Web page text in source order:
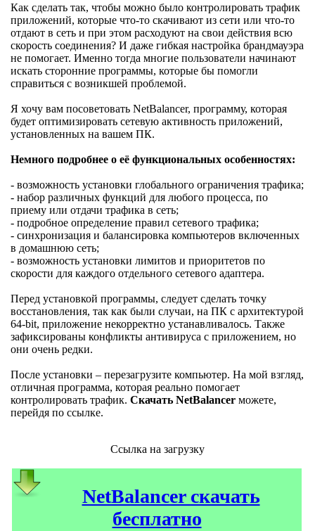
Как сделать так, чтобы можно было контролировать трафик
приложений, которые что-то скачивают из сети или что-то
отдают в сеть и при этом расходуют на свои действия всю
скорость соединения? И даже гибкая настройка брандмауэра
не помогает. Именно тогда многие пользователи начинают
искать сторонние программы, которые бы помогли
справиться с возникшей проблемой.
Я хочу вам посоветовать NetBalancer, программу, которая
будет оптимизировать сетевую активность приложений,
установленных на вашем ПК.
Немного подробнее о её функциональных особенностях:
- возможность установки глобального ограничения трафика;
- набор различных функций для любого процесса, по
приему или отдачи трафика в сеть;
- подробное определение правил сетевого трафика;
- синхронизация и балансировка компьютеров включенных
в домашнюю сеть;
- возможность установки лимитов и приоритетов по
скорости для каждого отдельного сетевого адаптера.
Перед установкой программы, следует сделать точку
восстановления, так как были случаи, на ПК с архитектурой
64-bit, приложение некорректно устанавливалось. Также
зафиксированы конфликты антивируса с приложением, но
они очень редки.
После установки – перезагрузите компьютер. На мой взгляд,
отличная программа, которая реально помогает
контролировать трафик. Скачать NetBalancer можете,
перейдя по ссылке.
Ссылка на загрузку
NetBalancer скачать
бесплатно